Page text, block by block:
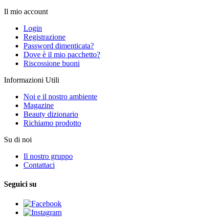
Il mio account
Login
Registrazione
Password dimenticata?
Dove è il mio pacchetto?
Riscossione buoni
Informazioni Utili
Noi e il nostro ambiente
Magazine
Beauty dizionario
Richiamo prodotto
Su di noi
Il nostro gruppo
Contattaci
Seguici su